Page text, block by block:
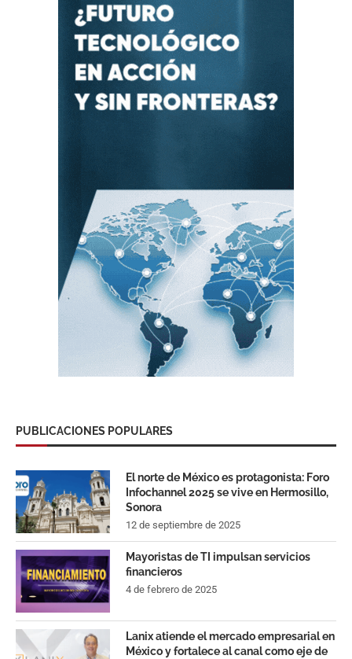
PUBLICACIONES POPULARES
El norte de México es protagonista: Foro
Infochannel 2025 se vive en Hermosillo,
Sonora
12 de septiembre de 2025
Mayoristas de TI impulsan servicios
financieros
4 de febrero de 2025
Lanix atiende el mercado empresarial en
México y fortalece al canal como eje de